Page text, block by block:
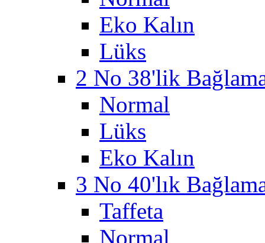
Eko Kalın
Lüks
2 No 38'lik
Normal
Lüks
Eko Kalın
3 No 40'lık
Taffeta
Normal